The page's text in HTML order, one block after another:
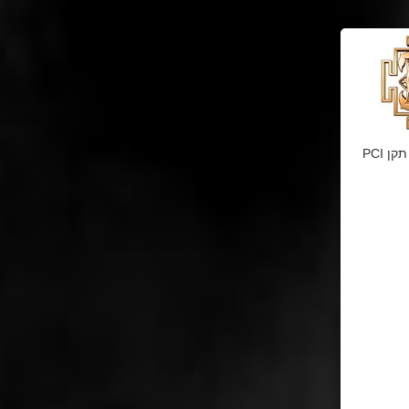
דף זה מאובטח בהצפנת SSL 2048bit. המידע אודות הפעולה מוצפן בהתאם להנחיות תקן PCI